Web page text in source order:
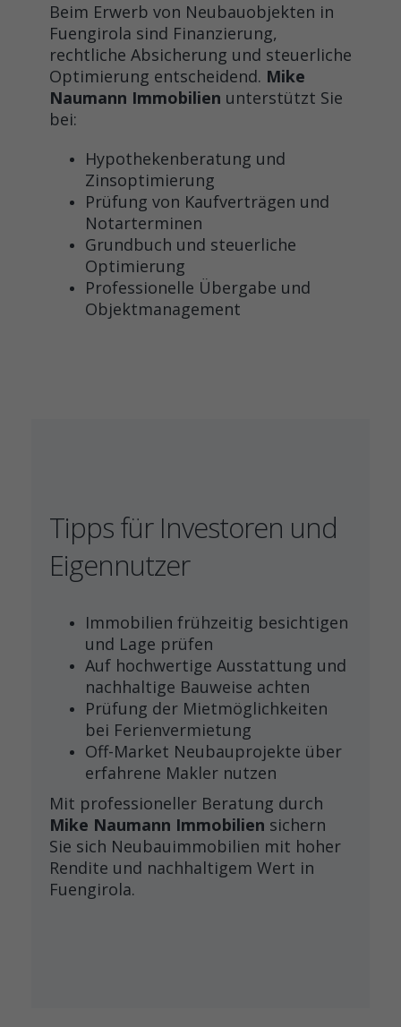
Beim Erwerb von Neubauobjekten in
Fuengirola sind Finanzierung,
rechtliche Absicherung und steuerliche
Optimierung entscheidend. Mike
Naumann Immobilien unterstützt Sie
bei:
Hypothekenberatung und
Zinsoptimierung
Prüfung von Kaufverträgen und
Notarterminen
Grundbuch und steuerliche
Optimierung
Professionelle Übergabe und
Objektmanagement
Tipps für Investoren und
Eigennutzer
Immobilien frühzeitig besichtigen
und Lage prüfen
Auf hochwertige Ausstattung und
nachhaltige Bauweise achten
Prüfung der Mietmöglichkeiten
bei Ferienvermietung
Off-Market Neubauprojekte über
erfahrene Makler nutzen
Mit professioneller Beratung durch
Mike Naumann Immobilien sichern
Sie sich Neubauimmobilien mit hoher
Rendite und nachhaltigem Wert in
Fuengirola.